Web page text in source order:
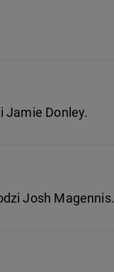
Jamie Donley.
Josh Magennis.